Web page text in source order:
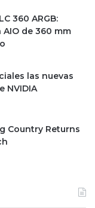
360 ARGB:
de 360 mm
las nuevas
NVIDIA
Country Returns